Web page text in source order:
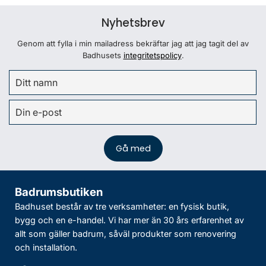
Nyhetsbrev
Genom att fylla i min mailadress bekräftar jag att jag tagit del av
Badhusets integritetspolicy.
Badrumsbutiken
Badhuset består av tre verksamheter: en fysisk butik,
bygg och en e-handel. Vi har mer än 30 års erfarenhet av
allt som gäller badrum, såväl produkter som renovering
och installation.